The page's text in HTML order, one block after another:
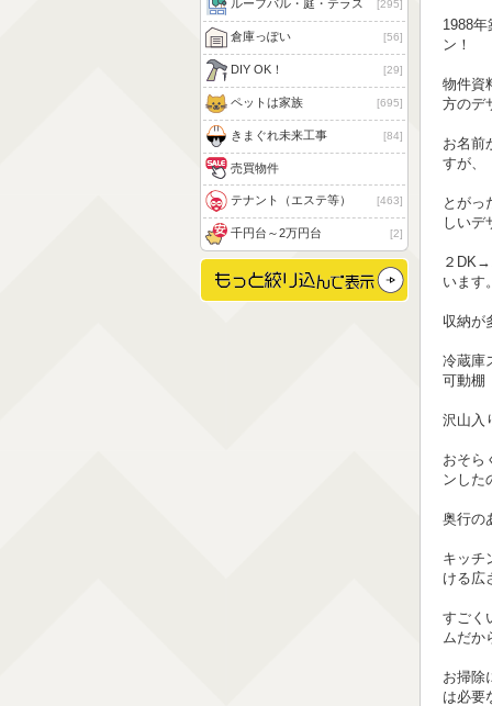
ルーフバル・庭・テラス 295
倉庫っぽい 56
DIY OK！ 29
ペットは家族 695
きまぐれ未来工事 84
売買物件
テナント（エステ等） 463
千円台～2万円台 2
1988
ン！
物件資
方のデ
お名前
すが、
とがっ
しいデ
２
います
収納が
冷蔵庫
可動棚
沢山入
おそら
ンした
奥行の
キッチ
ける広
すごく
ムだか
お掃除
は必要